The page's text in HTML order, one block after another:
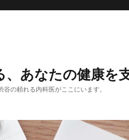
、あなたの健康を
の頼れる内科医がここにいます。